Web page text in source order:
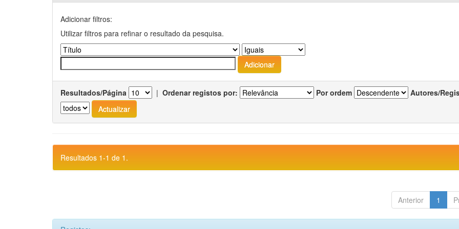
Adicionar filtros:
Utilizar filtros para refinar o resultado da pesquisa.
Resultados/Página | Ordenar registos por: Por ordem Autores/
Resultados 1-1 de 1.
Anterior 1